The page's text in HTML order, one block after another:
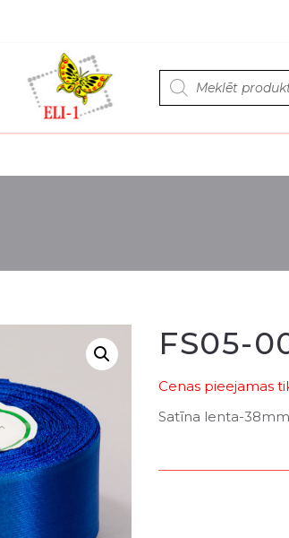
Products
search
FS05-
Cenas pieejamas
Satīna lenta-